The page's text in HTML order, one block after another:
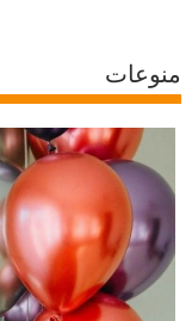
منوعات